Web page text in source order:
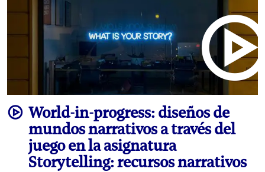
videoWorld-in-progress: diseños de
mundos narrativos a través del
juego en la asignatura
Storytelling: recursos narrativos